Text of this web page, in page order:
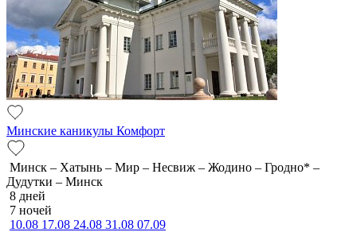
Минские каникулы Комфорт
Минск – Хатынь – Мир – Несвиж – Жодино – Гродно* –
Дудутки – Минск
8 дней
7 ночей
10.08 17.08 24.08 31.08 07.09